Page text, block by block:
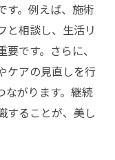
す。例えば、施術
と相談し、生活リ
です。さらに、
ケアの見直しを行
ながります。継続
することが、美し